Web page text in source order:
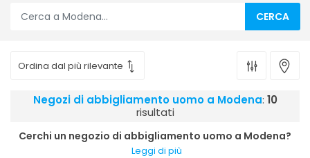
CERCA
Negozi di abbigliamento uomo a Modena: 10
risultati
Cerchi un negozio di abbigliamento uomo a Modena?
Leggi di più